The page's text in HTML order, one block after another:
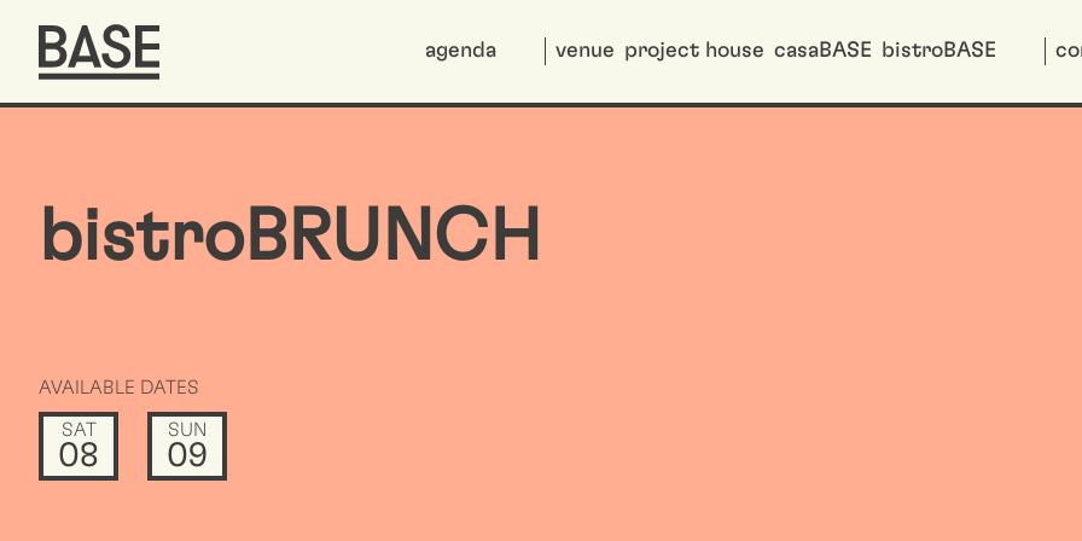
agenda venue project house casaBASE bistroBASE
bistroBRUNCH
AVAILABLE DATES
SAT
08
SUN
09